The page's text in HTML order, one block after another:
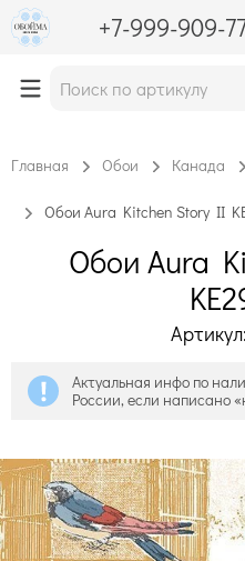
+7-999-909-
Главная Обои Канада
Обои Aura Kitchen Story II
Обои Aura
Актуальная инфо по
России, если написано